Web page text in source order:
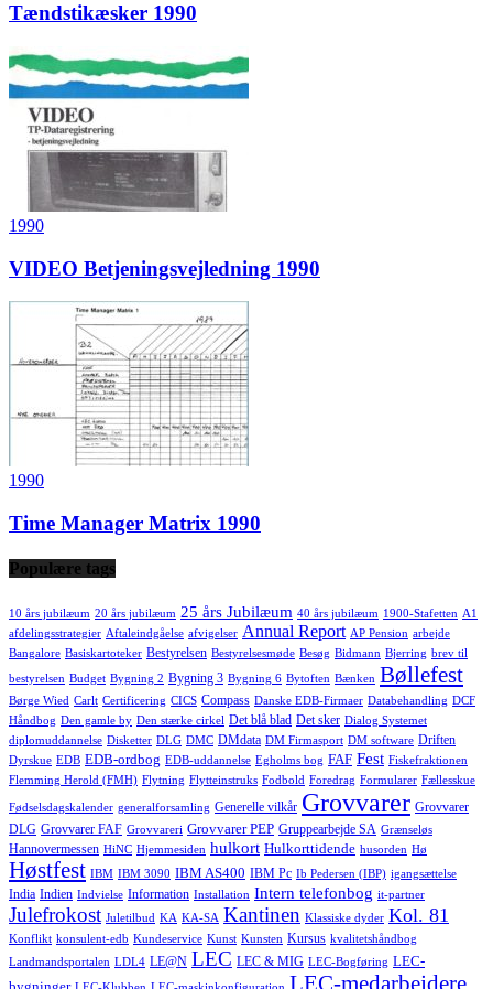
Tændstikæsker 1990
1990
VIDEO Betjeningsvejledning 1990
1990
Time Manager Matrix 1990
Populære tags
10 års jubilæum 20 års jubilæum 25 års Jubilæum 40 års jubilæum 1900-Stafetten A1
afdelingsstrategier Aftaleindgåelse afvigelser Annual Report AP Pension arbejde
Bangalore Basiskartoteker Bestyrelsen Bestyrelsesmøde Besøg Bidmann Bjerring brev til
bestyrelsen Budget Bygning 2 Bygning 3 Bygning 6 Bytoften Bænken Bøllefest
Børge Wied Carlt Certificering CICS Compass Danske EDB-Firmaer Databehandling DCF
Håndbog Den gamle by Den stærke cirkel Det blå blad Det sker Dialog Systemet
diplomuddannelse Disketter DLG DMC DMdata DM Firmasport DM software Driften
Dyrskue EDB EDB-ordbog EDB-uddannelse Egholms bog FAF Fest Fiskefraktionen
Flemming Herold (FMH) Flytning Flytteinstruks Fodbold Foredrag Formularer Fællesskue
Fødselsdagskalender generalforsamling Generelle vilkår Grovvarer Grovvarer
DLG Grovvarer FAF Grovvareri Grovvarer PEP Gruppearbejde SA Grænseløs
Hannovermessen HiNC Hjemmesiden hulkort Hulkorttidende husorden Hø
Høstfest IBM IBM 3090 IBM AS400 IBM Pc Ib Pedersen (IBP) igangsættelse
India Indien Indvielse Information Installation Intern telefonbog it-partner
Julefrokost Juletilbud KA KA-SA Kantinen Klassiske dyder Kol. 81
Konflikt konsulent-edb Kundeservice Kunst Kunsten Kursus kvalitetshåndbog
Landmandsportalen LDL4 LE@N LEC LEC & MIG LEC-Bogføring LEC-
LEC-medarbejdere